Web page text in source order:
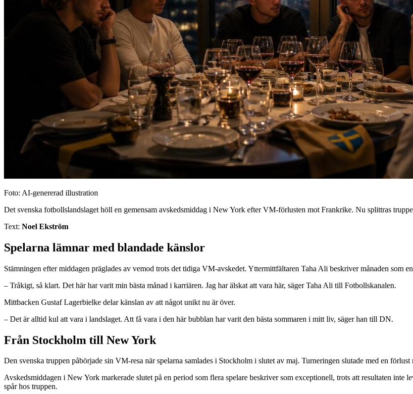
Foto: AI-genererad illustration
Det svenska fotbollslandslaget höll en gemensam avskedsmiddag i New York efter VM-förlusten mot Frankrike. Nu splittras
Text: Noel Ekström
Spelarna lämnar med blandade känslor
Stämningen efter middagen präglades av vemod trots det tidiga VM-avskedet. Yttermittfältaren Taha Ali beskriver månaden som
– Tråkigt, så klart. Det här har varit min bästa månad i karriären. Jag har älskat att vara här, säger Taha Ali till Fotbollskanalen.
Mittbacken Gustaf Lagerbielke delar känslan av att något unikt nu är över.
– Det är alltid kul att vara i landslaget. Att få vara i den här bubblan har varit den bästa sommaren i mitt liv, säger han till DN.
Från Stockholm till New York
Den svenska truppen påbörjade sin VM-resa när spelarna samlades i Stockholm i slutet av maj. Turneringen slutade med en
Avskedsmiddagen i New York markerade slutet på en period som flera spelare beskriver som exceptionell, trots att resultaten inte
spår hos truppen.